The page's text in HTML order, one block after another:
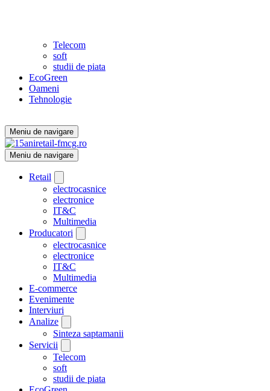
Telecom
soft
studii de piata
EcoGreen
Oameni
Tehnologie
Meniu de navigare
Meniu de navigare
Retail
electrocasnice
electronice
IT&C
Multimedia
Producatori
electrocasnice
electronice
IT&C
Multimedia
E-commerce
Evenimente
Interviuri
Analize
Sinteza saptamanii
Servicii
Telecom
soft
studii de piata